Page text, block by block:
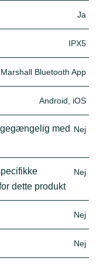
Ja
IPX5
Marshall Bluetooth App
Android, iOS
med Nej
dette produkt
Nej
Nej
Nej